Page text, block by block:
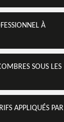
À
SOUS LES
APPLIQUÉS PAR